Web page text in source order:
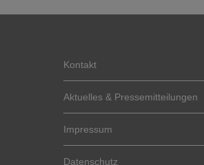
Kontakt
Aktuelles & Pressemitteilungen
Impressum
Datenschutz